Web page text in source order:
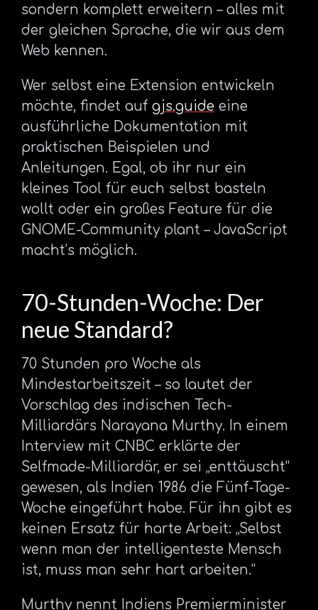
sondern komplett erweitern – alles mit
der gleichen Sprache, die wir aus dem
Web kennen.
Wer selbst eine Extension entwickeln
möchte, findet auf gjs.guide eine
ausführliche Dokumentation mit
praktischen Beispielen und
Anleitungen. Egal, ob ihr nur ein
kleines Tool für euch selbst basteln
wollt oder ein großes Feature für die
GNOME-Community plant – JavaScript
macht’s möglich.
70-Stunden-Woche: Der
neue Standard?
70 Stunden pro Woche als
Mindestarbeitszeit – so lautet der
Vorschlag des indischen Tech-
Milliardärs Narayana Murthy. In einem
Interview mit CNBC erklärte der
Selfmade-Milliardär, er sei „enttäuscht“
gewesen, als Indien 1986 die Fünf-Tage-
Woche eingeführt habe. Für ihn gibt es
keinen Ersatz für harte Arbeit: „Selbst
wenn man der intelligenteste Mensch
ist, muss man sehr hart arbeiten.“
Murthy nennt Indiens Premierminister